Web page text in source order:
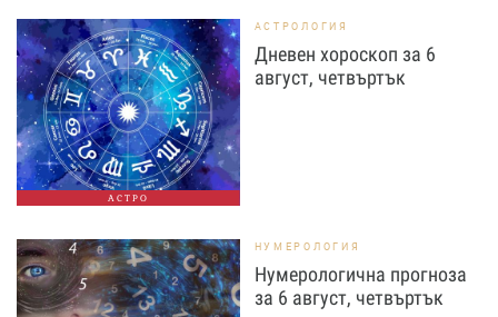
АСТРО
АСТРОЛОГИЯ
Дневен хороскоп за 6
август, четвъртък
НУМЕРОЛОГИЯ
Нумерологична прогноза
за 6 август, четвъртък